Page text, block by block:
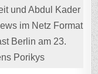
und Abdul Kader
im Netz Format
Berlin am 23.
Porikys